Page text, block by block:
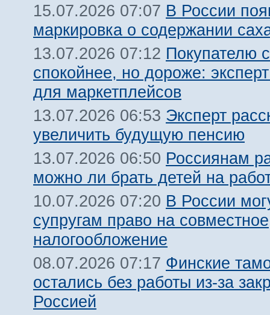
15.07.2026 07:07 В России
маркировка о содержании
13.07.2026 07:12 Покупателю
спокойнее, но дороже:
для маркетплейсов
13.07.2026 06:53 Эксперт
увеличить будущую пенсию
13.07.2026 06:50 Россиянам
можно ли брать детей на
10.07.2026 07:20 В России
супругам право на совместное
налогообложение
08.07.2026 07:17 Финские
остались без работы из-за
Россией